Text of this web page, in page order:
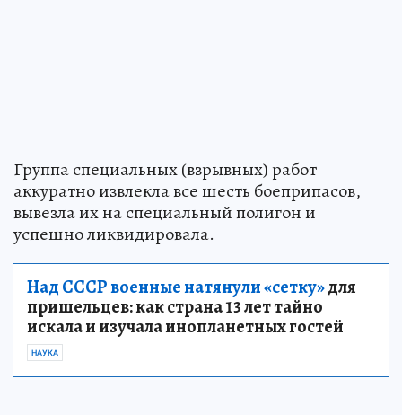
Группа специальных (взрывных) работ
аккуратно извлекла все шесть боеприпасов,
вывезла их на специальный полигон и
успешно ликвидировала.
Над СССР военные натянули «сетку»для
пришельцев: как страна 13 лет тайно
искала и изучала инопланетных гостей
НАУКА